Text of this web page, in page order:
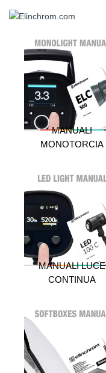
MANUALI
MONOTORCIA
MANUALI LUCE
CONTINUA